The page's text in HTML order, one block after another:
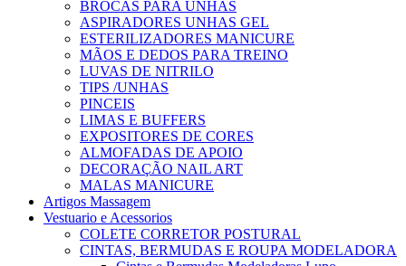
BROCAS PARA UNHAS
ASPIRADORES UNHAS GEL
ESTERILIZADORES MANICURE
MÃOS E DEDOS PARA TREINO
LUVAS DE NITRILO
TIPS /UNHAS
PINCEIS
LIMAS E BUFFERS
EXPOSITORES DE CORES
ALMOFADAS DE APOIO
DECORAÇÃO NAIL ART
MALAS MANICURE
Artigos Massagem
Vestuario e Acessorios
COLETE CORRETOR POSTURAL
CINTAS, BERMUDAS E ROUPA MODELADORA